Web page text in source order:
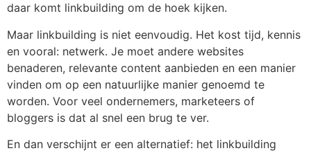
daar komt linkbuilding om de hoek kijken.
Maar linkbuilding is niet eenvoudig. Het kost tijd, kennis
en vooral: netwerk. Je moet andere websites
benaderen, relevante content aanbieden en een manier
vinden om op een natuurlijke manier genoemd te
worden. Voor veel ondernemers, marketeers of
bloggers is dat al snel een brug te ver.
En dan verschijnt er een alternatief: het linkbuilding